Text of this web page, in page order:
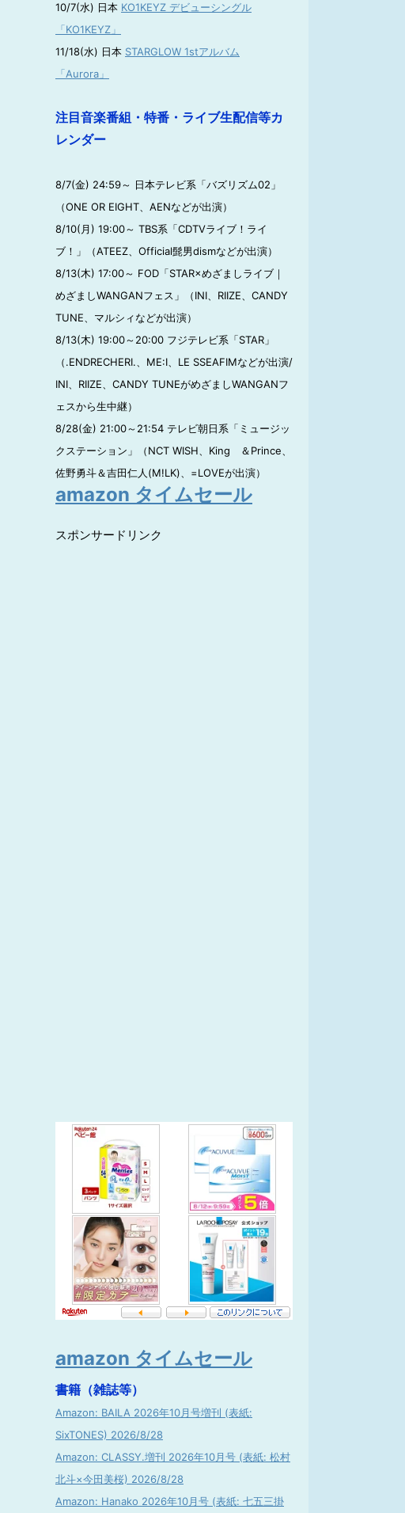
10/7(水) 日本 KO1KEYZ デビューシングル
「KO1KEYZ」
11/18(水) 日本 STARGLOW 1stアルバム
「Aurora」
注目音楽番組・特番・ライブ生配信等カ
レンダー
8/7(金) 24:59～ 日本テレビ系「バズリズム02」
（ONE OR EIGHT、AENなどが出演）
8/10(月) 19:00～ TBS系「CDTVライブ！ライ
ブ！」（ATEEZ、Official髭男dismなどが出演）
8/13(木) 17:00～ FOD「STAR×めざましライブ｜
めざましWANGANフェス」（INI、RIIZE、CANDY
TUNE、マルシィなどが出演）
8/13(木) 19:00～20:00 フジテレビ系「STAR」
（.ENDRECHERI.、ME:I、LE SSEAFIMなどが出演/
INI、RIIZE、CANDY TUNEがめざましWANGANフ
ェスから生中継）
8/28(金) 21:00～21:54 テレビ朝日系「ミュージッ
クステーション」（NCT WISH、King ＆Prince、
佐野勇斗＆吉田仁人(M!LK)、=LOVEが出演）
amazon タイムセール
スポンサードリンク
amazon タイムセール
書籍（雑誌等）
Amazon: BAILA 2026年10月号増刊 (表紙:
SixTONES) 2026/8/28
Amazon: CLASSY.増刊 2026年10月号 (表紙: 松村
北斗×今田美桜) 2026/8/28
Amazon: Hanako 2026年10月号 (表紙: 七五三掛